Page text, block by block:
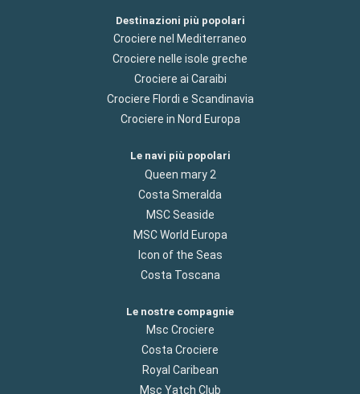
Destinazioni più popolari
Crociere nel Mediterraneo
Crociere nelle isole greche
Crociere ai Caraibi
Crociere Flordi e Scandinavia
Crociere in Nord Europa
Le navi più popolari
Queen mary 2
Costa Smeralda
MSC Seaside
MSC World Europa
Icon of the Seas
Costa Toscana
Le nostre compagnie
Msc Crociere
Costa Crociere
Royal Caribean
Msc Yatch Club